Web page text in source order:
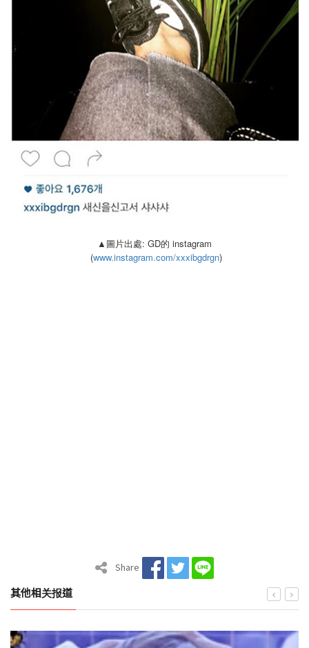
▲圖片出處: GD的 instagram
(www.instagram.com/xxxibgdrgn)
Share
其他相关报道